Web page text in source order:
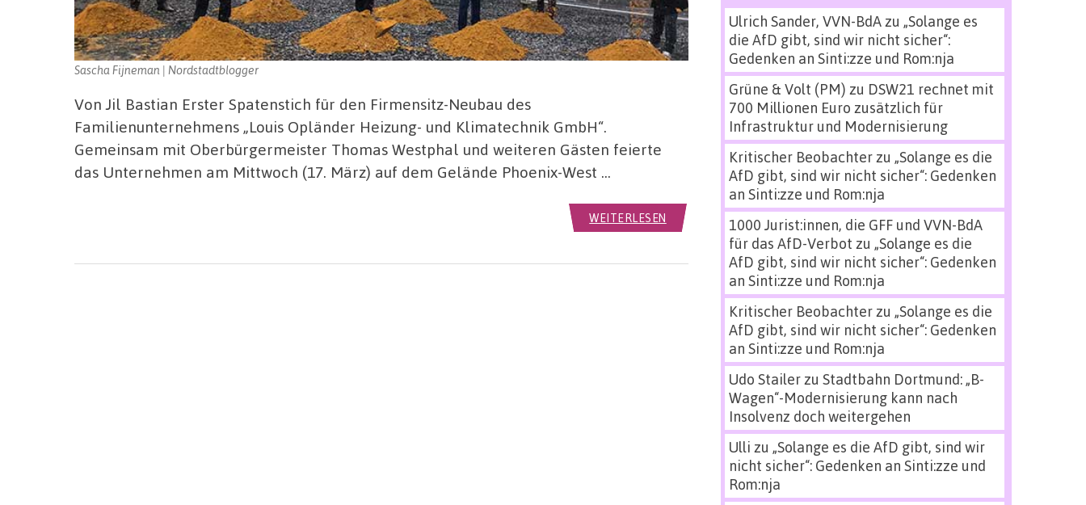
Sascha Fijneman | Nordstadtblogger
Von Jil Bastian Erster Spatenstich für den Firmensitz-Neubau des
Familienunternehmens „Louis Opländer Heizung- und Klimatechnik GmbH“.
Gemeinsam mit Oberbürgermeister Thomas Westphal und weiteren Gästen feierte
das Unternehmen am Mittwoch (17. März) auf dem Gelände Phoenix-West …
WEITERLESEN
Ulrich Sander, VVN-BdAzu „Solange es
die AfD gibt, sind wir nicht sicher“:
Gedenken an Sinti:zze und Rom:nja
Grüne & Volt (PM) zu DSW21 rechnet mit
700 Millionen Euro zusätzlich für
Infrastruktur und Modernisierung
Kritischer Beobachterzu „Solange es die
AfD gibt, sind wir nicht sicher“: Gedenken
an Sinti:zze und Rom:nja
1000 Jurist:innen, die GFF und VVN-BdA
für das AfD-Verbot zu „Solange es die
AfD gibt, sind wir nicht sicher“: Gedenken
an Sinti:zze und Rom:nja
Kritischer Beobachterzu „Solange es die
AfD gibt, sind wir nicht sicher“: Gedenken
an Sinti:zze und Rom:nja
Udo Stailerzu Stadtbahn Dortmund: „B-
Wagen“-Modernisierung kann nach
Insolvenz doch weitergehen
Ulli zu „Solange es die AfD gibt, sind wir
nicht sicher“: Gedenken an Sinti:zze und
Rom:nja